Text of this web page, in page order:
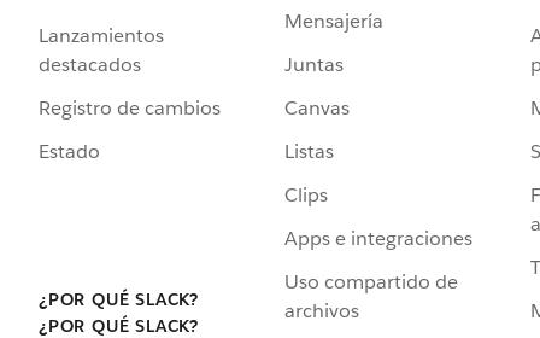
Lanzamientos
destacados
Registro de cambios
Estado
¿POR QUÉ SLACK?
¿POR QUÉ SLACK?
Mensajería
Juntas
Canvas
Listas
Clips
Apps e integraciones
Uso compartido de
archivos